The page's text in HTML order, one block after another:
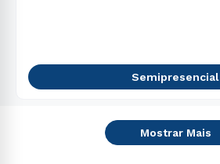
Semipresencial
Mostrar Mais